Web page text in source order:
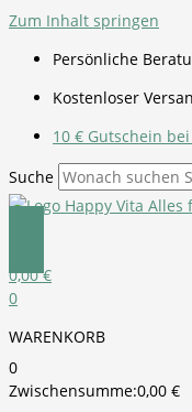
Zum Inhalt springen
Persönliche
Kostenloser
10 € Gutschein
Suche
0,00€
0
WARENKORB
0
Zwischensumme:0,00 €